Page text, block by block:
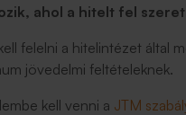
ahol a hitelt fel
felelni a hitelintézet által
jövedelmi feltételeknek.
kell venni a JTM